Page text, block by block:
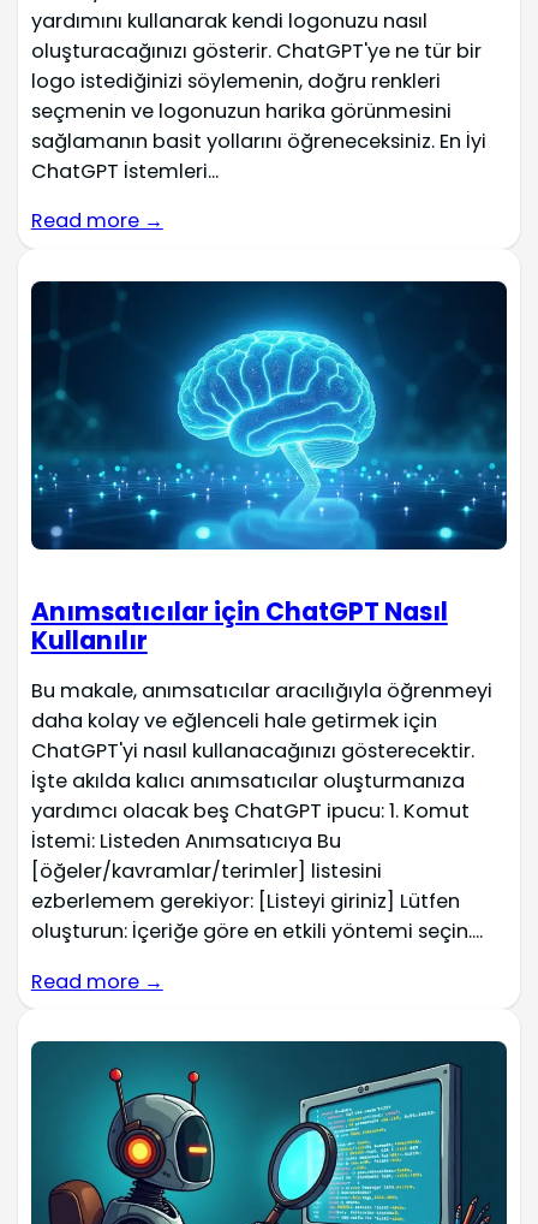
yardımını kullanarak kendi logonuzu nasıl
oluşturacağınızı gösterir. ChatGPT'ye ne tür bir
logo istediğinizi söylemenin, doğru renkleri
seçmenin ve logonuzun harika görünmesini
sağlamanın basit yollarını öğreneceksiniz. En İyi
ChatGPT İstemleri...
Read more →
Anımsatıcılar için ChatGPT Nasıl
Kullanılır
Bu makale, anımsatıcılar aracılığıyla öğrenmeyi
daha kolay ve eğlenceli hale getirmek için
ChatGPT'yi nasıl kullanacağınızı gösterecektir.
İşte akılda kalıcı anımsatıcılar oluşturmanıza
yardımcı olacak beş ChatGPT ipucu: 1. Komut
İstemi: Listeden Anımsatıcıya Bu
[öğeler/kavramlar/terimler] listesini
ezberlemem gerekiyor: [Listeyi giriniz] Lütfen
oluşturun: İçeriğe göre en etkili yöntemi seçin....
Read more →